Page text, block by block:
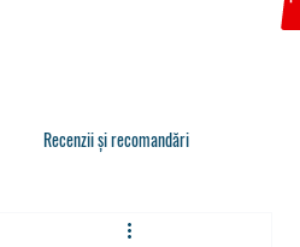
Recenzii și recomandări